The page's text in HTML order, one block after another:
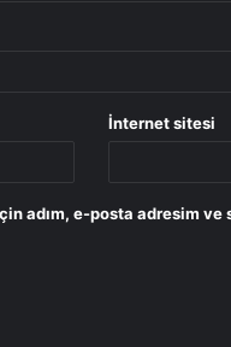
İnternet sitesi
adım, e-posta adresim ve